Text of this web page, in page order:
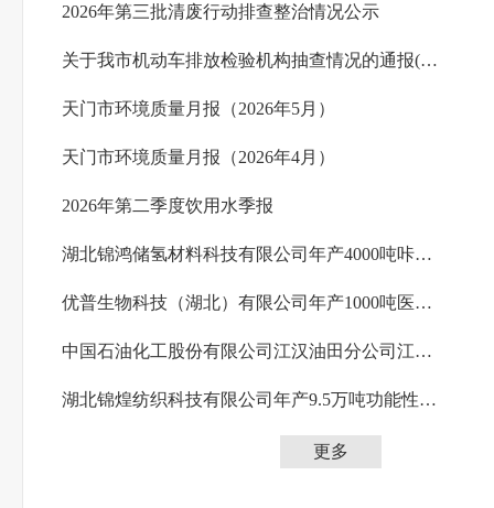
2026年第三批清废行动排查整治情况公示
关于我市机动车排放检验机构抽查情况的通报(2026年第6期)
天门市环境质量月报（2026年5月）
天门市环境质量月报（2026年4月）
2026年第二季度饮用水季报
湖北锦鸿储氢材料科技有限公司年产4000吨咔唑系列储氢材料生产项目环境影响评价报批前公示
优普生物科技（湖北）有限公司年产1000吨医药中间体项目环境影响报告书报批前公示
中国石油化工股份有限公司江汉油田分公司江汉采油厂江汉采油厂2026年天门油区产能建设项...
湖北锦煌纺织科技有限公司年产9.5万吨功能性新材料项目环境影响评价第一次公示
更多